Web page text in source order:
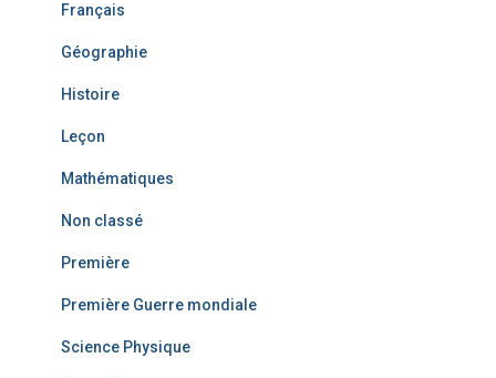
Français
Géographie
Histoire
Leçon
Mathématiques
Non classé
Première
Première Guerre mondiale
Science Physique